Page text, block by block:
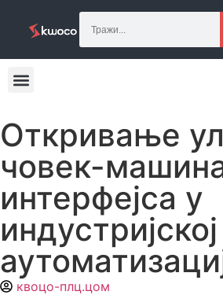
Откривање
човек-
интерфејса у
индустријској
квоцо-плц.цом